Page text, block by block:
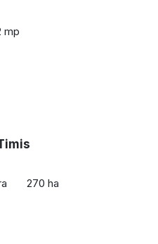
mp
270 ha